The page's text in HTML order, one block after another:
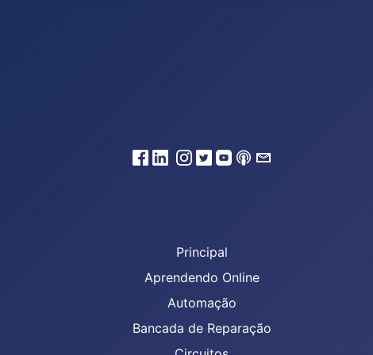
Principal
Aprendendo Online
Automação
Bancada de Reparação